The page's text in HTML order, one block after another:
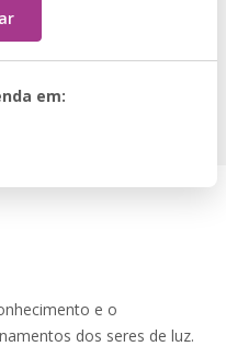
em:
e o
dos seres de luz.